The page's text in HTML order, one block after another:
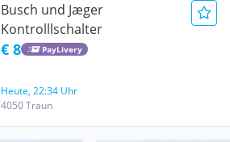
Busch und Jæger
Kontrolllschalter
€ 8 PayLivery
Heute, 22:34 Uhr
4050 Traun